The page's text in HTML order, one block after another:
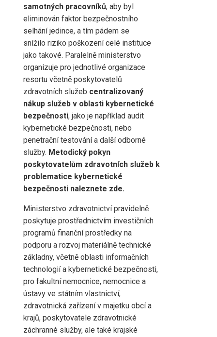
samotných pracovníků, aby byl
eliminován faktor bezpečnostního
selhání jedince, a tím pádem se
snížilo riziko poškození celé instituce
jako takové. Paralelně ministerstvo
organizuje pro jednotlivé organizace
resortu včetně poskytovatelů
zdravotních služeb centralizovaný
nákup služeb v oblasti kybernetické
bezpečnosti, jako je například audit
kybernetické bezpečnosti, nebo
penetrační testování a další odborné
služby. Metodický pokyn
poskytovatelům zdravotních služeb k
problematice kybernetické
bezpečnosti naleznete zde.
Ministerstvo zdravotnictví pravidelně
poskytuje prostřednictvím investičních
programů finanční prostředky na
podporu a rozvoj materiálně technické
základny, včetně oblasti informačních
technologií a kybernetické bezpečnosti,
pro fakultní nemocnice, nemocnice a
ústavy ve státním vlastnictví,
zdravotnická zařízení v majetku obcí a
krajů, poskytovatele zdravotnické
záchranné služby, ale také krajské